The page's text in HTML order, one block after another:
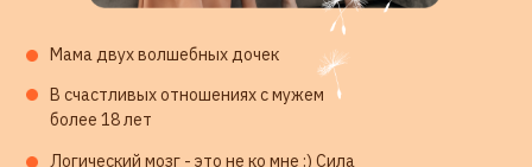
Мама двух волшебных дочек
В счастливых отношениях с мужем
более 18 лет
Логический мозг - это не ко мне :) Сила